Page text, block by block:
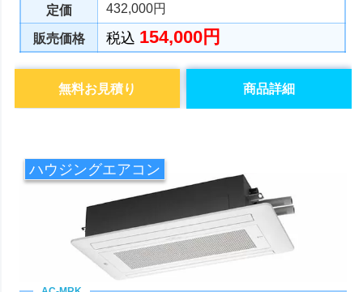
定価 432,000円
販売価格 税込 154,000円
商品詳細
無料お見積り
ハウジングエアコン